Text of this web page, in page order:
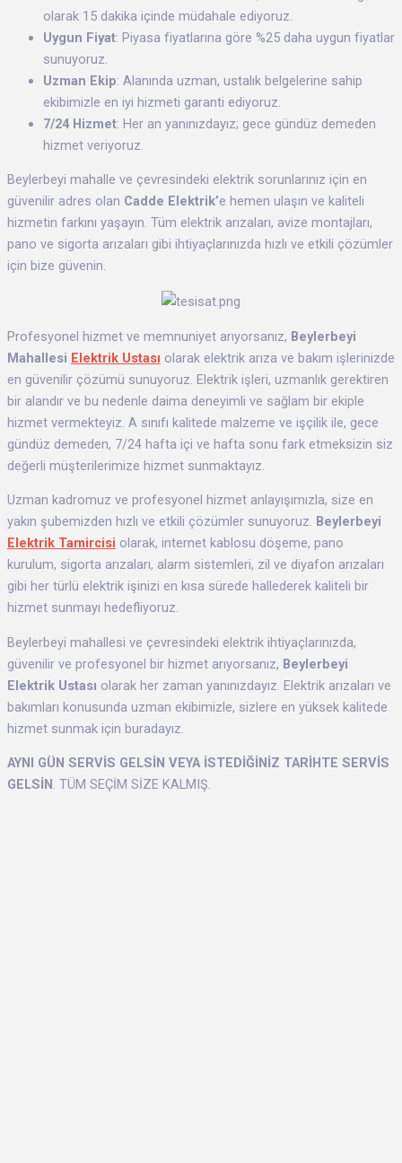
olarak 15 dakika içinde müdahale ediyoruz.
Uygun Fiyat: Piyasa fiyatlarına göre %25 daha uygun fiyatlar
sunuyoruz.
Uzman Ekip: Alanında uzman, ustalık belgelerine sahip
ekibimizle en iyi hizmeti garanti ediyoruz.
7/24 Hizmet: Her an yanınızdayız; gece gündüz demeden
hizmet veriyoruz.
Beylerbeyi mahalle ve çevresindeki elektrik sorunlarınız için en
güvenilir adres olan Cadde Elektrik’e hemen ulaşın ve kaliteli
hizmetin farkını yaşayın. Tüm elektrik arızaları, avize montajları,
pano ve sigorta arızaları gibi ihtiyaçlarınızda hızlı ve etkili çözümler
için bize güvenin.
Profesyonel hizmet ve memnuniyet arıyorsanız, Beylerbeyi
Mahallesi Elektrik Ustası olarak elektrik arıza ve bakım işlerinizde
en güvenilir çözümü sunuyoruz. Elektrik işleri, uzmanlık gerektiren
bir alandır ve bu nedenle daima deneyimli ve sağlam bir ekiple
hizmet vermekteyiz. A sınıfı kalitede malzeme ve işçilik ile, gece
gündüz demeden, 7/24 hafta içi ve hafta sonu fark etmeksizin siz
değerli müşterilerimize hizmet sunmaktayız.
Uzman kadromuz ve profesyonel hizmet anlayışımızla, size en
yakın şubemizden hızlı ve etkili çözümler sunuyoruz. Beylerbeyi
Elektrik Tamircisi olarak, internet kablosu döşeme, pano
kurulum, sigorta arızaları, alarm sistemleri, zil ve diyafon arızaları
gibi her türlü elektrik işinizi en kısa sürede hallederek kaliteli bir
hizmet sunmayı hedefliyoruz.
Beylerbeyi mahallesi ve çevresindeki elektrik ihtiyaçlarınızda,
güvenilir ve profesyonel bir hizmet arıyorsanız, Beylerbeyi
Elektrik Ustası olarak her zaman yanınızdayız. Elektrik arızaları ve
bakımları konusunda uzman ekibimizle, sizlere en yüksek kalitede
hizmet sunmak için buradayız.
AYNI GÜN SERVİS GELSİN VEYA İSTEDİĞİNİZ TARİHTE SERVİS
GELSİN . TÜM SEÇİM SİZE KALMIŞ.